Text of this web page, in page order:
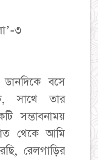
৩
বসে
সাথে তার
সম্ভাবনাময়
থেকে আমি
রেলগাড়ির